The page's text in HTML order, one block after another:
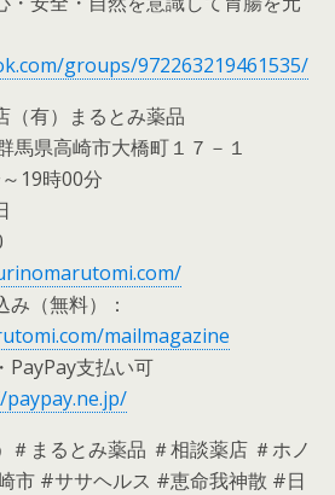
groups/972263219461535/
（有）まるとみ薬品
馬県高崎市大橋町１７－１
19時00分
（無料）：
mailmagazine
PayPay支払い可
まるとみ薬品 ＃相談薬店 ＃ホノ
市 #ササヘルス #恵命我神散 #日